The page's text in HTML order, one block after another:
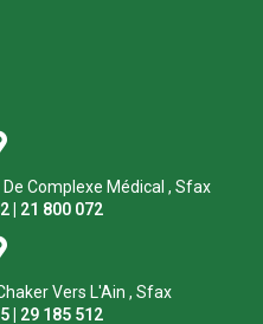
Complexe Médical , Sfax
| 21 800 072
Vers L'Ain , Sfax
| 29 185 512